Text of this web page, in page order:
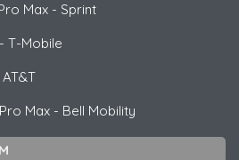
Max - Sprint
T-Mobile
Max - Bell Mobility